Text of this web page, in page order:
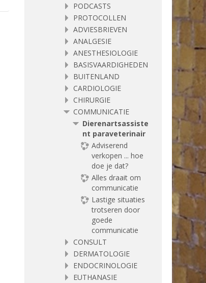
PODCASTS
PROTOCOLLEN
ADVIESBRIEVEN
ANALGESIE
ANESTHESIOLOGIE
BASISVAARDIGHEDEN
BUITENLAND
CARDIOLOGIE
CHIRURGIE
COMMUNICATIE
Dierenartsassiste
nt paraveterinair
Adviserend
verkopen ... hoe
doe je dat?
Alles draait om
communicatie
Lastige situaties
trotseren door
goede
communicatie
CONSULT
DERMATOLOGIE
ENDOCRINOLOGIE
EUTHANASIE